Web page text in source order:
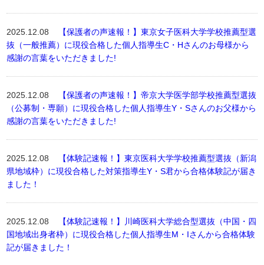
2025.12.08
【保護者の声速報！】東京女子医科大学学校推薦型選
抜（一般推薦）に現役合格した個人指導生C・Hさんのお母様から
感謝の言葉をいただきました!
2025.12.08
【保護者の声速報！】帝京大学医学部学校推薦型選抜
（公募制・専願）に現役合格した個人指導生Y・Sさんのお父様から
感謝の言葉をいただきました!
2025.12.08
【体験記速報！】東京医科大学学校推薦型選抜（新潟
県地域枠）に現役合格した対策指導生Y・S君から合格体験記が届き
ました！
2025.12.08
【体験記速報！】川崎医科大学総合型選抜（中国・四
国地域出身者枠）に現役合格した個人指導生M・Iさんから合格体験
記が届きました！